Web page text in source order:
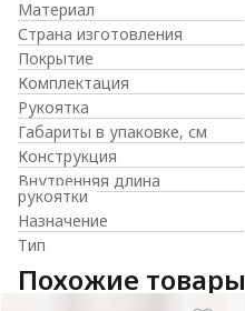
Материал
Страна изготовления
Покрытие
Комплектация
Рукоятка
Габариты в упаковке, см
Конструкция
Внутренняя длина
рукоятки
Назначение
Тип
Похожие товары